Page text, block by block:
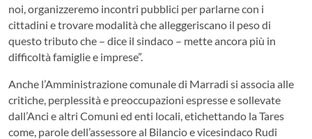
noi, organizzeremo incontri pubblici per parlarne con i
cittadini e trovare modalità che alleggeriscano il peso di
questo tributo che – dice il sindaco – mette ancora più in
difficoltà famiglie e imprese”.
Anche l’Amministrazione comunale di Marradi si associa alle
critiche, perplessità e preoccupazioni espresse e sollevate
dall’Anci e altri Comuni ed enti locali, etichettando la Tares
come, parole dell’assessore al Bilancio e vicesindaco Rudi